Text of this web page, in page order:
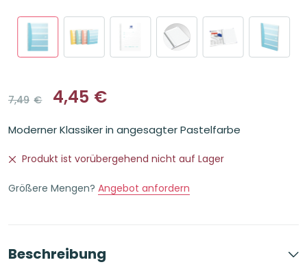
7,49 €
Ursprünglicher
Preis
war:
7,49€
4,45 €
Aktueller
Preis
ist:
4,45€.
Moderner Klassiker in angesagter Pastelfarbe
Produkt ist vorübergehend nicht auf Lager
Größere Mengen? Angebot anfordern
Beschreibung